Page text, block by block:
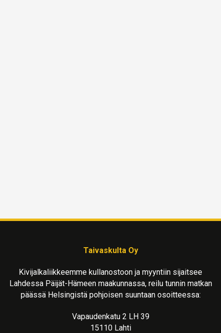
Taivaskulta Oy
Kivijalkaliikkeemme kullanostoon ja myyntiin sijaitsee
Lahdessa Päijät-Hämeen maakunnassa, reilu tunnin matkan
päässä Helsingistä pohjoisen suuntaan osoitteessa:
Vapaudenkatu 2 LH 39
15110 Lahti